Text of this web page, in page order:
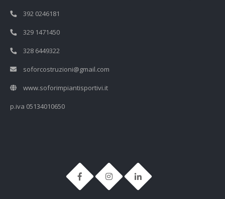
392 0246181
329 1471450
328 6449322
soforcostruzioni@gmail.com
www.soforimpiantisportivi.it
p.iva 05134010650